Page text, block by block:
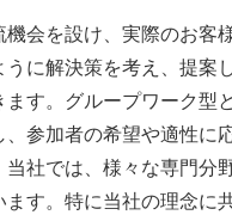
会を設け、実際のお客
に解決策を考え、提案
す。グループワーク型
参加者の希望や適性に
当社では、様々な専門分
ます。特に当社の理念に